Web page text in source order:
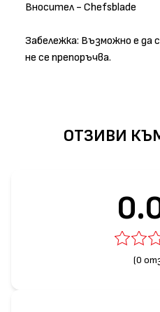
Вносител - Chefsblade
Забележка: Възможно е да
не се препоръчва.
ОТЗИВИ
(0